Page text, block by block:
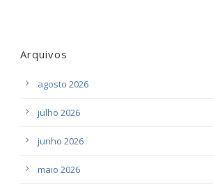
Arquivos
agosto 2026
julho 2026
junho 2026
maio 2026